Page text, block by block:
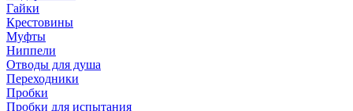
Гайки
Крестовины
Муфты
Ниппели
Отводы для душа
Переходники
Пробки
Пробки для испытания